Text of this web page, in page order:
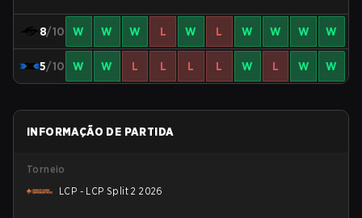
8/10 W W W L W L W W W W
5/10 W W L L L L W L W W
INFORMAÇÃO DE PARTIDA
Torneio
LCP - LCP Split 2 2026